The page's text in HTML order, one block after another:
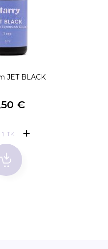
JET BLACK
€
TK